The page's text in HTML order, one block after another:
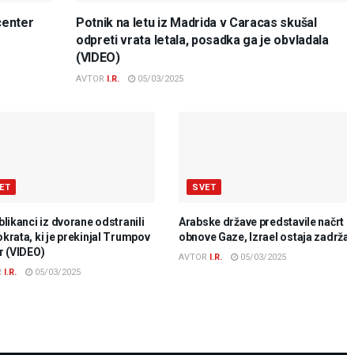
Potnik na letu iz Madrida v Caracas skušal
odpreti vrata letala, posadka ga je obvladala
(VIDEO)
AVTOR I.R. 05/03/2025
iz dvorane odstranili
ki je prekinjal Trumpov
(VIDEO)
I.R. 05/03/2025
SVET
Arabske države predstavile načrt
obnove Gaze, Izrael ostaja
AVTOR I.R. 05/03/2025